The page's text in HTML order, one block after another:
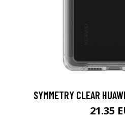
SYMMETRY CLEAR
21.35